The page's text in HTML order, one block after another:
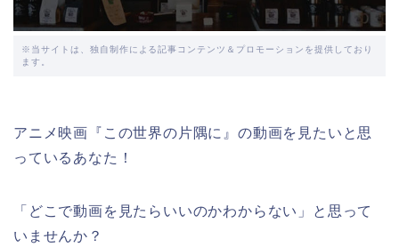
※当サイトは、独自制作による記事コンテンツ＆プロモーションを提供しており
ます。
アニメ映画『この世界の片隅に』の動画を見たいと思
っているあなた！
「どこで動画を見たらいいのかわからない」と思って
いませんか？